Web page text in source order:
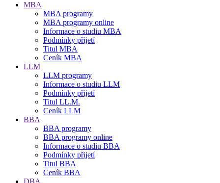
MBA
MBA programy
MBA programy online
Informace o studiu MBA
Podmínky přijetí
Titul MBA
Ceník MBA
LLM
LLM programy
Informace o studiu LLM
Podmínky přijetí
Titul LL.M.
Ceník LLM
BBA
BBA programy
BBA programy online
Informace o studiu BBA
Podmínky přijetí
Titul BBA
Ceník BBA
DBA